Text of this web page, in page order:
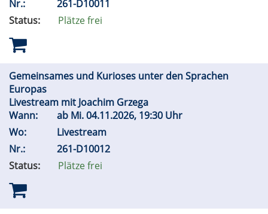
Nr.:
261-D10011
Status:
Plätze frei
Gemeinsames und Kurioses unter den Sprachen
Europas
Livestream mit Joachim Grzega
Wann:
ab Mi.04.11.2026, 19:30 Uhr
Wo:
Livestream
Nr.:
261-D10012
Status:
Plätze frei